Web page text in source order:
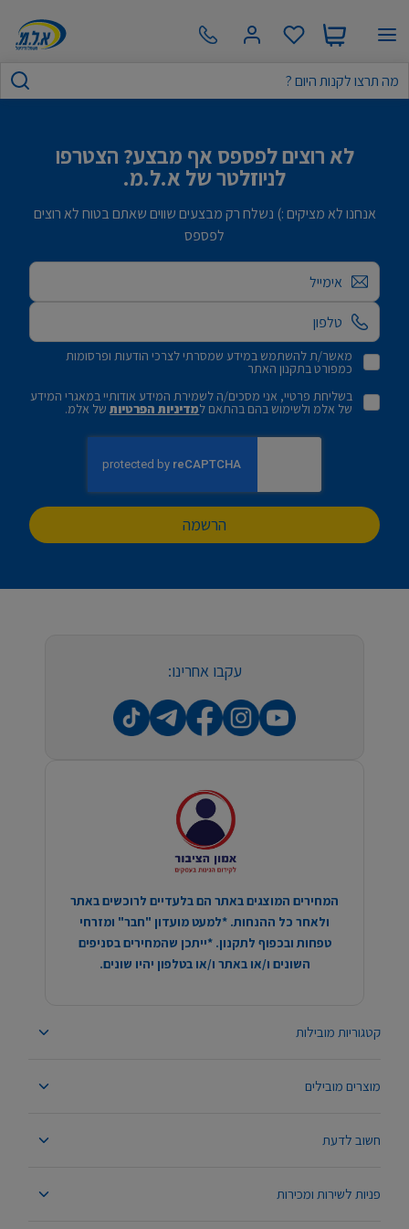
לא רוצים לפספס אף מבצע? הצטרפו
לניוזלטר של א.ל.מ.
אנחנו לא מציקים :) נשלח רק מבצעים שווים שאתם בטוח לא רוצים
לפספס
אימייל
מאשר/ת להשתמש במידע שמסרתי לצרכי הודעות ופרסומות
כמפורט בתקנון האתר
בשליחת פרטיי, אני מסכים/ה לשמירת המידע אודותיי במאגרי המידע
של אלמ ולשימוש בהם בהתאם למדיניות הפרטיותשל אלמ.
הרשמה
קטגוריות מובילות
מוצרים מובילים
חשוב לדעת
פניות לשירות ומכירות
עקבו אחרינו:
המחירים המוצגים באתר הם בלעדיים לרוכשים באתר
ולאחר כל ההנחות. *למעט מועדון "חבר" ומזרחי
טפחות ובכפוף לתקנון. *ייתכן שהמחירים בסניפים
השונים ו/או באתר ו/או בטלפון יהיו שונים.